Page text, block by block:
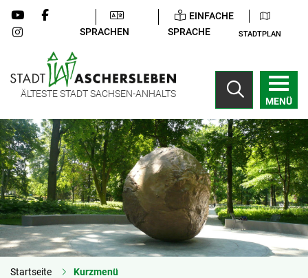
SPRACHEN
EINFACHE
SPRACHE
STADTPLAN
ÄLTESTE STADT SACHSEN-ANHALTS
MENÜ
Startseite Kurzmenü